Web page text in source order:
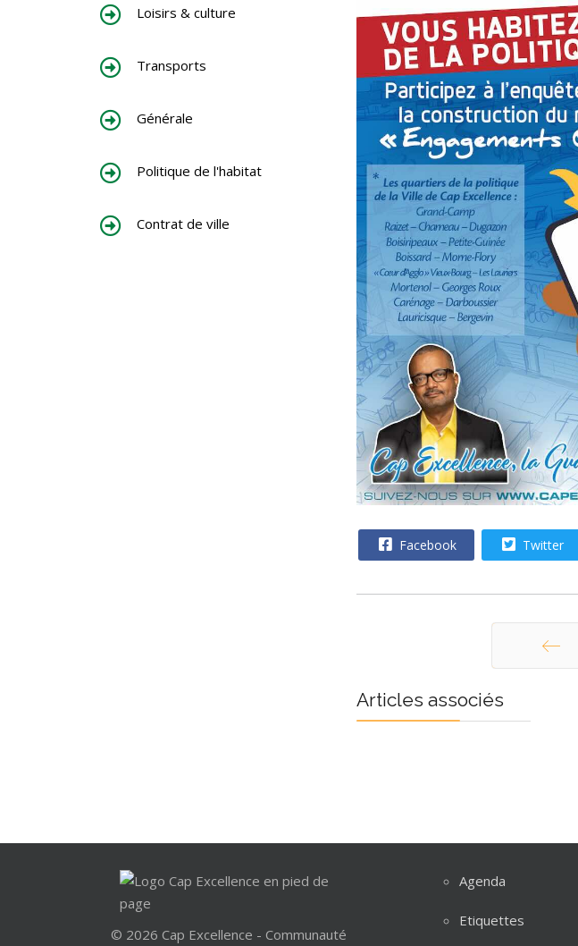
Loisirs & culture
Transports
Générale
Politique de l'habitat
Contrat de ville
Facebook Twitter
Articles associés
© 2026 Cap Excellence - Communauté
Agenda
Etiquettes